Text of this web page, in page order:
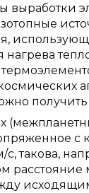
выработки
нагрева
с
такова,